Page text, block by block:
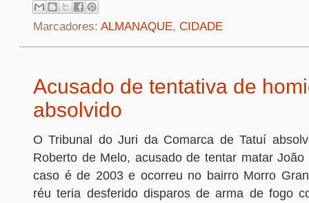
Marcadores: ALMANAQUE, CIDADE
Acusado de tentativa de
absolvido
O Tribunal do Juri da Comarca de Tatuí
Roberto de Melo, acusado de tentar matar
caso é de 2003 e ocorreu no bairro Morro
réu teria desferido disparos de arma de fogo